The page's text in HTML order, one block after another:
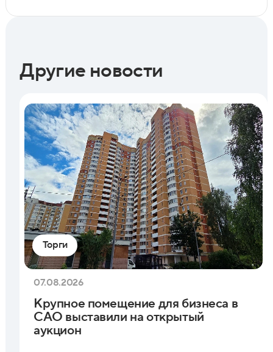
Другие новости
Торги
07.08.2026
Крупное помещение для бизнеса в
САО выставили на открытый
аукцион